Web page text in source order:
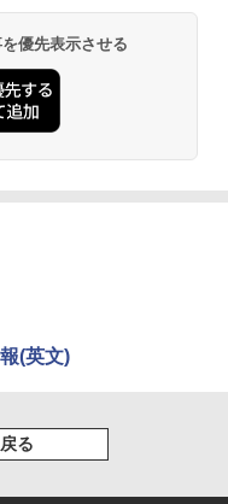
リア（16） 【電子書
オフホワイト
Liberty 5 ミッドナイトブ
Flo Milli, ATL Jacob
ver.)
】 い・ろ・は・す 2L P
本
巻 (デジタル版ビッグガ
)
ロ版 115 (ジャンプコミッ
優先表示させる
(英文)
る